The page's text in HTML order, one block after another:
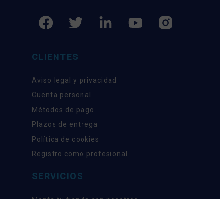
CLIENTES
Aviso legal y privacidad
Cuenta personal
Métodos de pago
Plazos de entrega
Política de cookies
Registro como profesional
SERVICIOS